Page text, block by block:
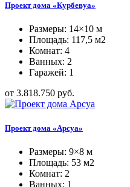
Проект дома «Курбевуа»
Размеры: 14×10 м
Площадь: 117,5 м2
Комнат: 4
Ванных: 2
Гаражей: 1
от 3.818.750 руб.
Проект дома «Арсуа»
Размеры: 9×8 м
Площадь: 53 м2
Комнат: 2
Ванных: 1